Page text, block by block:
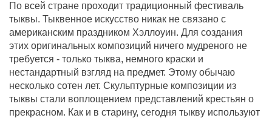
По всей стране проходит традиционный фестиваль
тыквы. Тыквенное искусство никак не связано с
американским праздником Хэллоуин. Для создания
этих оригинальных композиций ничего мудреного не
требуется - только тыква, немного краски и
нестандартный взгляд на предмет. Этому обычаю
несколько сотен лет. Скульптурные композиции из
тыквы стали воплощением представлений крестьян о
прекрасном. Как и в старину, сегодня тыкву используют